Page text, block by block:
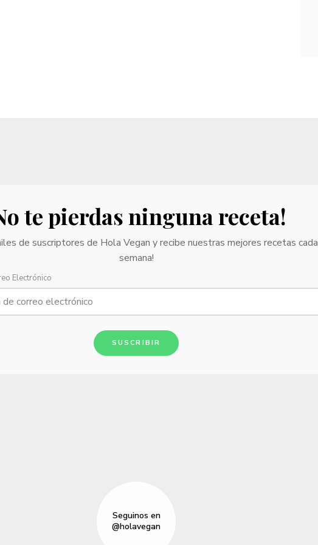
te pierdas ninguna receta!
de suscriptores de Hola Vegan y recibe nuestras mejores recetas cada
semana!
Electrónico
SUSCRIBIR
Seguinos en
@holavegan